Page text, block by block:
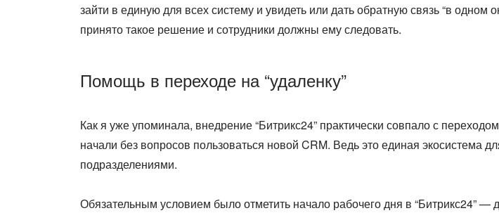
зайти в единую для всех систему и увидеть или дать обратную связь “в одном
принято такое решение и сотрудники должны ему следовать.
Помощь в переходе на “удаленку”
Как я уже упоминала, внедрение “Битрикс24” практически совпало с
начали без вопросов пользоваться новой CRM. Ведь это единая экосистема
подразделениями.
Обязательным условием было отметить начало рабочего дня в “Битрикс24” —